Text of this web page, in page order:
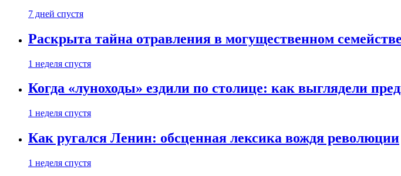
7 дней спустя
Раскрыта тайна отравления в могущественном
1 неделя спустя
Когда «луноходы» ездили по столице: как выглядели
1 неделя спустя
Как ругался Ленин: обсценная лексика вождя революции
1 неделя спустя